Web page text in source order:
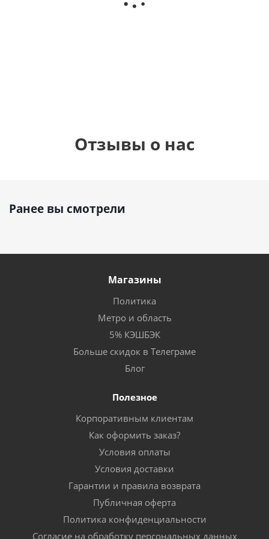
фольгированный
Отзывы о нас
Ранее вы смотрели
Магазины
Политика
Метро и область
5% КЭШБЭК
Больше скидок в Телеграме
Блог
Полезное
Корпоративным клиентам
Как оформить заказ?
Условия оплаты
Условия доставки
Гарантии и правила возврата
Публичная оферта
Политика конфиденциальности
Согласие на обработку персональных данных